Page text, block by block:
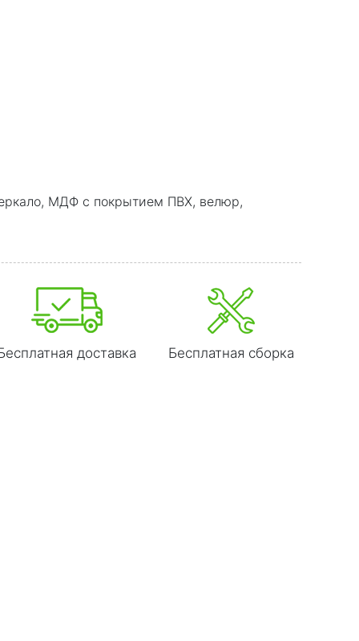
МДФ с покрытием ПВХ, велюр,
доставка Бесплатная сборка